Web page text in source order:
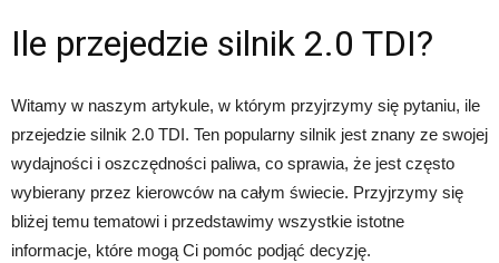
Ile przejedzie silnik 2.0 TDI?
Witamy w naszym artykule, w którym przyjrzymy się pytaniu, ile
przejedzie silnik 2.0 TDI. Ten popularny silnik jest znany ze swojej
wydajności i oszczędności paliwa, co sprawia, że jest często
wybierany przez kierowców na całym świecie. Przyjrzymy się
bliżej temu tematowi i przedstawimy wszystkie istotne
informacje, które mogą Ci pomóc podjąć decyzję.